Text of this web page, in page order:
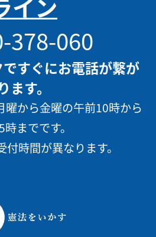
イン
378-060
すぐにお電話が繋が
ります。
曜から金曜の午前10時から
までです。
時間が異なります。